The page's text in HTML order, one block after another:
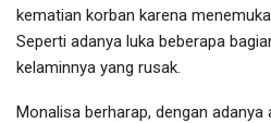
kematian korban karena
Seperti adanya luka beberapa
kelaminnya yang rusak.
Monalisa berharap, dengan adanya